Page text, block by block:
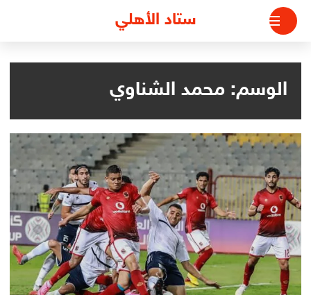
التجاوز
المحتوى
ستاد الأهلي
الوسم: محمد الشناوي